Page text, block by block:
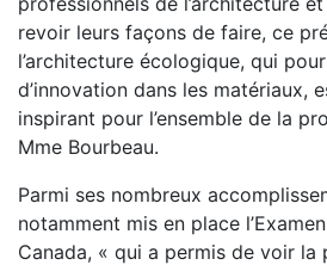
revoir leurs façons de faire, ce
l’architecture écologique, qui
d’innovation dans les matériaux,
inspirant pour l’ensemble de la
Mme Bourbeau.
Parmi ses nombreux
notamment mis en place
Canada, « qui a permis de voir la